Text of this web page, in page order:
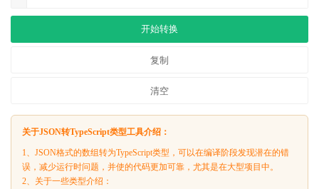
开始转换
复制
清空
关于JSON转TypeScript类型工具介绍：
1、JSON格式的数组转为TypeScript类型，可以在编译阶段发现潜在的错
误，减少运行时问题，并使的代码更加可靠，尤其是在大型项目中。
2、关于一些类型介绍：